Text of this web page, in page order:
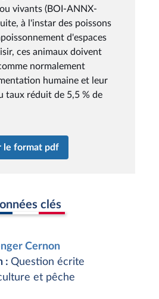
vivants (BOI-ANNX-
à l'instar des poissons
d'espaces
ces animaux doivent
normalement
humaine et leur
taux réduit de 5,5 % de
le format pdf
clés
Cernon
: Question écrite
et pêche